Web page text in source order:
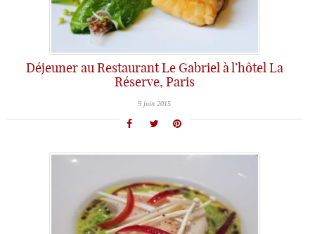
Déjeuner au Restaurant Le Gabriel à l’hôtel La
Réserve, Paris
9 juin 2015